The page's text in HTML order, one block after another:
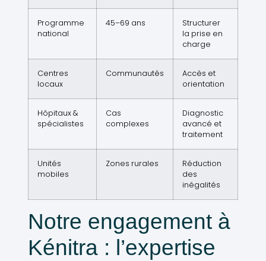
Programme
national
45–69 ans
Structurer
la prise en
charge
Centres
locaux
Communautés
Accès et
orientation
Hôpitaux &
spécialistes
Cas
complexes
Diagnostic
avancé et
traitement
Unités
mobiles
Zones rurales
Réduction
des
inégalités
Notre engagement à
Kénitra : l’expertise